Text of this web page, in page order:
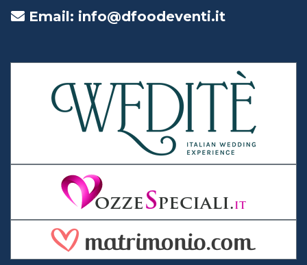
Email: info@dfoodeventi.it